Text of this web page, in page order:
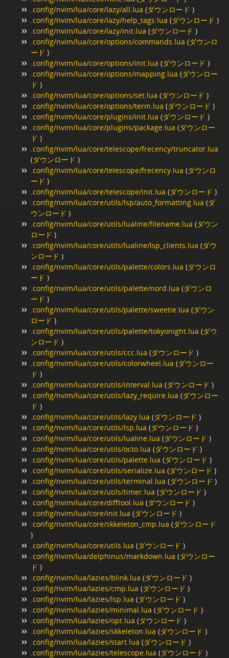
.config/nvim/lua/core/lazy/all.lua (ダウンロード )
.config/nvim/lua/core/lazy/help_tags.lua (ダウンロード )
.config/nvim/lua/core/lazy/init.lua (ダウンロード )
.config/nvim/lua/core/options/commands.lua (ダウンロ
ード )
.config/nvim/lua/core/options/init.lua (ダウンロード )
.config/nvim/lua/core/options/mapping.lua (ダウンロー
ド )
.config/nvim/lua/core/options/set.lua (ダウンロード )
.config/nvim/lua/core/options/term.lua (ダウンロード )
.config/nvim/lua/core/plugins/init.lua (ダウンロード )
.config/nvim/lua/core/plugins/package.lua (ダウンロー
ド )
.config/nvim/lua/core/telescope/frecency/truncator.lua
(ダウンロード )
.config/nvim/lua/core/telescope/frecency.lua (ダウンロ
ード )
.config/nvim/lua/core/telescope/init.lua (ダウンロード )
.config/nvim/lua/core/utils/lsp/auto_formatting.lua (ダ
ウンロード )
.config/nvim/lua/core/utils/lualine/filename.lua (ダウン
ロード )
.config/nvim/lua/core/utils/lualine/lsp_clients.lua (ダウ
ンロード )
.config/nvim/lua/core/utils/palette/colors.lua (ダウンロ
ード )
.config/nvim/lua/core/utils/palette/nord.lua (ダウンロ
ード )
.config/nvim/lua/core/utils/palette/sweetie.lua (ダウン
ロード )
.config/nvim/lua/core/utils/palette/tokyonight.lua (ダウ
ンロード )
.config/nvim/lua/core/utils/ccc.lua (ダウンロード )
.config/nvim/lua/core/utils/colorwheel.lua (ダウンロー
ド )
.config/nvim/lua/core/utils/interval.lua (ダウンロード )
.config/nvim/lua/core/utils/lazy_require.lua (ダウンロー
ド )
.config/nvim/lua/core/utils/lazy.lua (ダウンロード )
.config/nvim/lua/core/utils/lsp.lua (ダウンロード )
.config/nvim/lua/core/utils/lualine.lua (ダウンロード )
.config/nvim/lua/core/utils/octo.lua (ダウンロード )
.config/nvim/lua/core/utils/palette.lua (ダウンロード )
.config/nvim/lua/core/utils/serialize.lua (ダウンロード )
.config/nvim/lua/core/utils/terminal.lua (ダウンロード )
.config/nvim/lua/core/utils/timer.lua (ダウンロード )
.config/nvim/lua/core/difftool.lua (ダウンロード )
.config/nvim/lua/core/init.lua (ダウンロード )
.config/nvim/lua/core/skkeleton_cmp.lua (ダウンロード
)
.config/nvim/lua/core/utils.lua (ダウンロード )
.config/nvim/lua/delphinus/markdown.lua (ダウンロー
ド )
.config/nvim/lua/lazies/blink.lua (ダウンロード )
.config/nvim/lua/lazies/cmp.lua (ダウンロード )
.config/nvim/lua/lazies/lsp.lua (ダウンロード )
.config/nvim/lua/lazies/minimal.lua (ダウンロード )
.config/nvim/lua/lazies/opt.lua (ダウンロード )
.config/nvim/lua/lazies/skkeleton.lua (ダウンロード )
.config/nvim/lua/lazies/start.lua (ダウンロード )
.config/nvim/lua/lazies/telescope.lua (ダウンロード )